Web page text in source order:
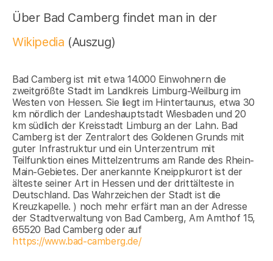
Über Bad Camberg findet man in der
Wikipedia (Auszug)
Bad Camberg ist mit etwa 14.000 Einwohnern die
zweitgrößte Stadt im Landkreis Limburg-Weilburg im
Westen von Hessen. Sie liegt im Hintertaunus, etwa 30
km nördlich der Landeshauptstadt Wiesbaden und 20
km südlich der Kreisstadt Limburg an der Lahn. Bad
Camberg ist der Zentralort des Goldenen Grunds mit
guter Infrastruktur und ein Unterzentrum mit
Teilfunktion eines Mittelzentrums am Rande des Rhein-
Main-Gebietes. Der anerkannte Kneippkurort ist der
älteste seiner Art in Hessen und der drittälteste in
Deutschland. Das Wahrzeichen der Stadt ist die
Kreuzkapelle. ) noch mehr erfärt man an der Adresse
der Stadtverwaltung von Bad Camberg, Am Amthof 15,
65520 Bad Camberg oder auf
https://www.bad-camberg.de/